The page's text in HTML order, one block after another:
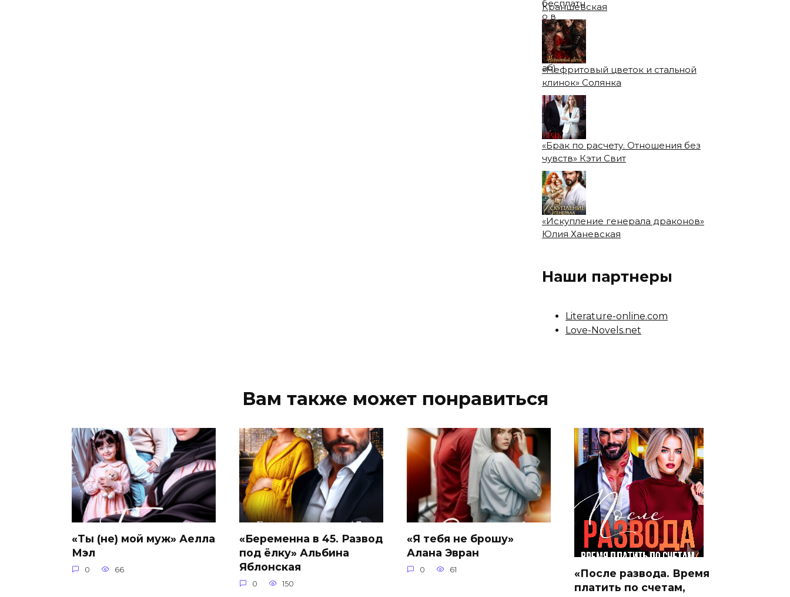
Краншевская
«Нефритовый цветок и стальной
клинок» Солянка
«Брак по расчету. Отношения без
чувств» Кэти Свит
«Искупление генерала драконов»
Юлия Ханевская
Наши партнеры
Literature-online.com
Love-Novels.net
Вам также может понравиться
«Ты (не) мой муж» Аелла
Мэл
0 66
«Беременна в 45. Развод
под ёлку» Альбина
Яблонская
0 150
«Я тебя не брошу»
Алана Эвран
0 61
«После развода. Время
платить по счетам,